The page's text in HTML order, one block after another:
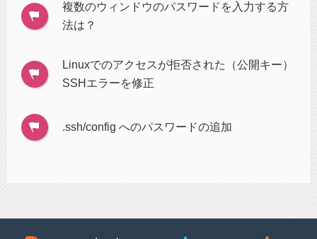
複数のウィンドウのパスワードを入力する方
法は？
Linuxでのアクセスが拒否された（公開キー）
SSHエラーを修正
.ssh/config へのパスワードの追加